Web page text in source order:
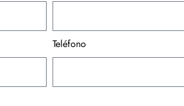
Teléfono